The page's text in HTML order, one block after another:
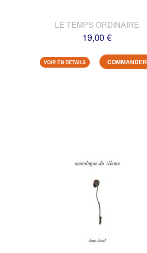
LE TEMPS ORDINAIRE
19,00 €
VOIR EN DETAILS COMMANDER